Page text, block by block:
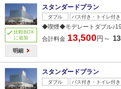
比較BOX
に追加
明細
スタンダードプラン
ダブル バス付き・トイレ付き
◆喫煙◆モデレートダブル
合計料金 13,500円～
スタンダードプラン
ダブル バス付き・トイレ付き